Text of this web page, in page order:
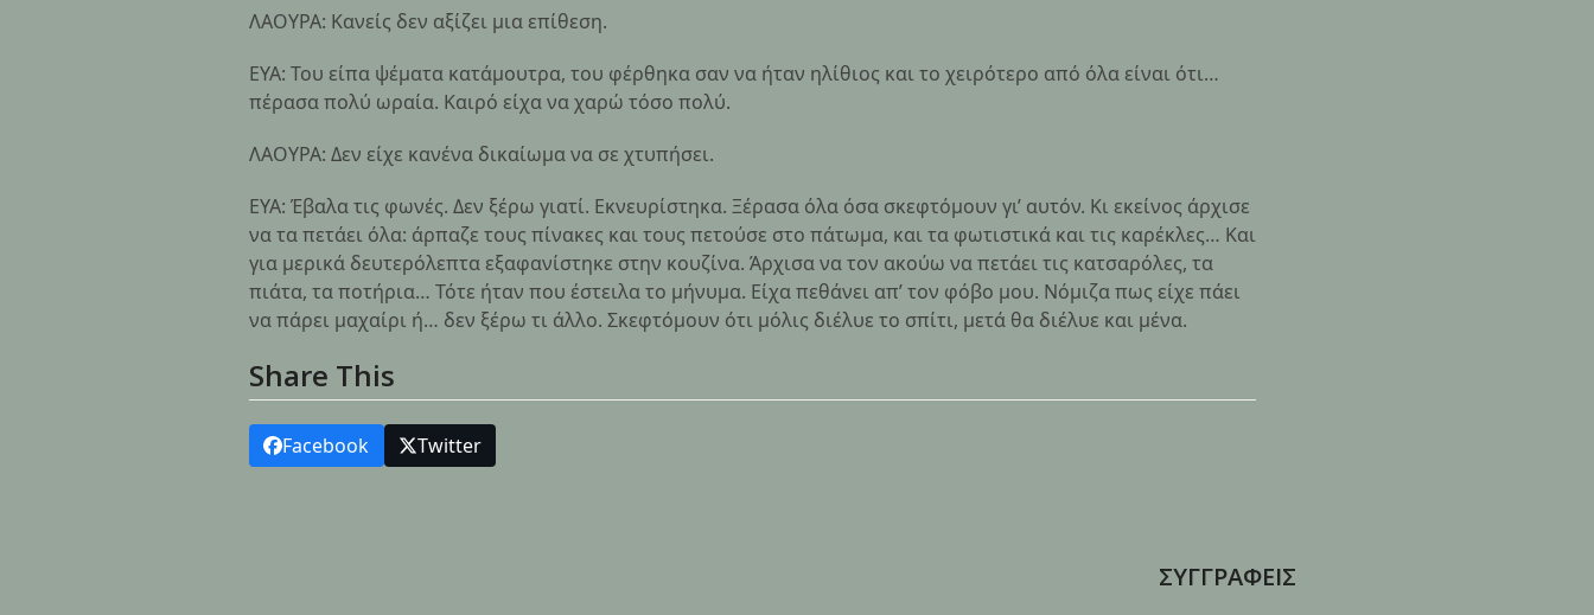
ΛΑΟΥΡΑ: Κανείς δεν αξίζει μια επίθεση.
ΕΥΑ: Του είπα ψέματα κατάμουτρα, του φέρθηκα σαν να ήταν ηλίθιος και το χειρότερο από όλα είναι ότι…
πέρασα πολύ ωραία. Καιρό είχα να χαρώ τόσο πολύ.
ΛΑΟΥΡΑ: Δεν είχε κανένα δικαίωμα να σε χτυπήσει.
ΕΥΑ: Έβαλα τις φωνές. Δεν ξέρω γιατί. Εκνευρίστηκα. Ξέρασα όλα όσα σκεφτόμουν γι’ αυτόν. Κι εκείνος άρχισε
να τα πετάει όλα: άρπαζε τους πίνακες και τους πετούσε στο πάτωμα, και τα φωτιστικά και τις καρέκλες… Και
για μερικά δευτερόλεπτα εξαφανίστηκε στην κουζίνα. Άρχισα να τον ακούω να πετάει τις κατσαρόλες, τα
πιάτα, τα ποτήρια… Τότε ήταν που έστειλα το μήνυμα. Είχα πεθάνει απ’ τον φόβο μου. Νόμιζα πως είχε πάει
να πάρει μαχαίρι ή… δεν ξέρω τι άλλο. Σκεφτόμουν ότι μόλις διέλυε το σπίτι, μετά θα διέλυε και μένα.
Share This
Facebook Twitter
ΣΥΓΓΡΑΦΕΙΣ